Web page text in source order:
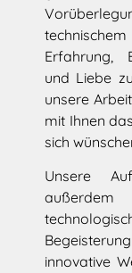
Erfahrung,
und Liebe
unsere
mit Ihnen
sich
Unsere
innovative